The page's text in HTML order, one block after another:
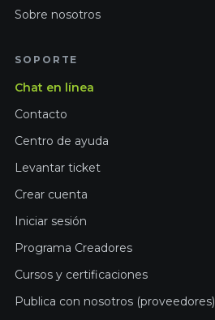
Sobre nosotros
SOPORTE
Chat en línea
Contacto
Centro de ayuda
Levantar ticket
Crear cuenta
Iniciar sesión
Programa Creadores
Cursos y certificaciones
Publica con nosotros (proveedores)